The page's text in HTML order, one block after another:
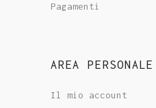
Pagamenti
AREA PERSONALE
Il mio account